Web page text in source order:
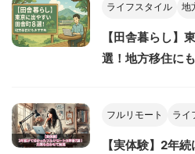
ライフスタイル 地
【田舎暮らし】
選！地方移住に
フルリモート ライ
【実体験】2年